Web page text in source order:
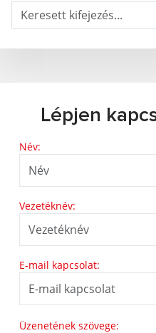
Keresett kifejezés...
Lépjen
Név:
Vezetéknév:
E-mail kapcsolat:
Üzenetének szövege: